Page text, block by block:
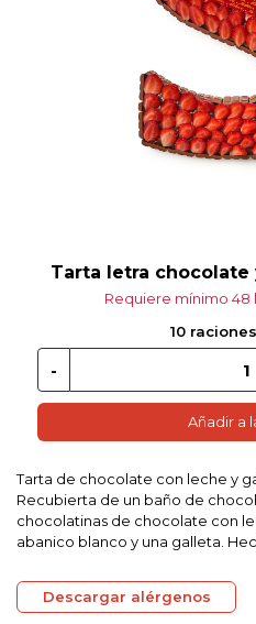
Tarta letra
Requiere mínimo 48
10
Añadir a
Tarta de chocolate con leche y
Recubierta de un baño de
chocolatinas de chocolate con
abanico blanco y una galleta.
Descargar alérgenos